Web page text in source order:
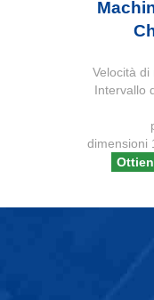
Velocità di
Intervallo
dimensioni